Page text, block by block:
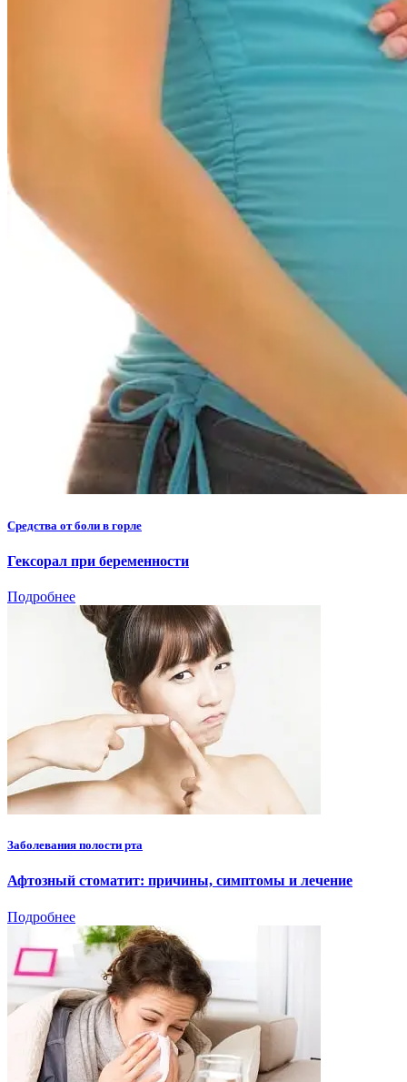
Средства от боли в горле
Гексорал при беременности
Подробнее
Заболевания полости рта
Афтозный стоматит: причины, симптомы и лечение
Подробнее